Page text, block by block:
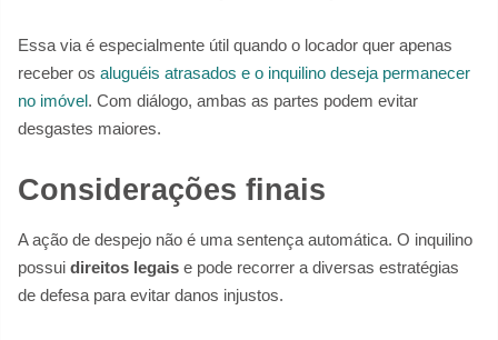
Essa via é especialmente útil quando o locador quer apenas
receber os aluguéis atrasados e o inquilino deseja permanecer
no imóvel. Com diálogo, ambas as partes podem evitar
desgastes maiores.
Considerações finais
A ação de despejo não é uma sentença automática. O inquilino
possui direitos legais e pode recorrer a diversas estratégias
de defesa para evitar danos injustos.